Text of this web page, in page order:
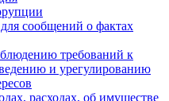
сообщений о фактах
требований к
и урегулированию
расходах, об имуществе